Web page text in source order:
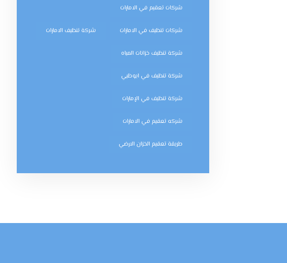
شركات تعقيم في الامارات
شركات تنظيف في الامارات شركة تنظيف الامارات
شركة تنظيف خزانات المياه
شركة تنظيف في ابوظبي
شركة تنظيف في الإمارات
شركه تعقيم في الامارات
طريقة تعقيم الخزان الارضي